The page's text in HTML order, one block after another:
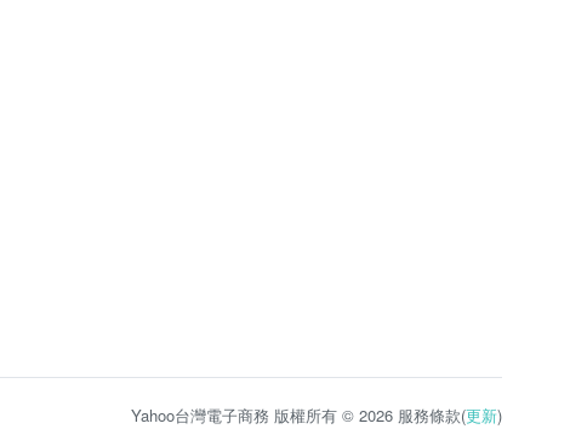
Yahoo台灣電子商務 版權所有 © 2026 服務條款(更新)